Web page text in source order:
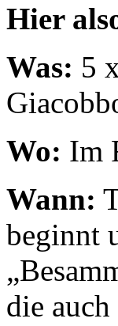
Hier
Was: 5
Wo: Im
Wann:
beginnt
die